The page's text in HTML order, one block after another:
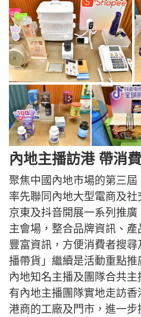
內地主播訪港 帶消
聚焦中國內地市場的第三屆
率先聯同內地大型電商及社
京東及抖音開展一系列推
主會場，整合品牌資訊、
豐富資訊，方便消費者搜
播帶貨」繼續是活動重點
內地知名主播及團隊合共
有內地主播團隊實地走訪
港商的工廠及門市，進一